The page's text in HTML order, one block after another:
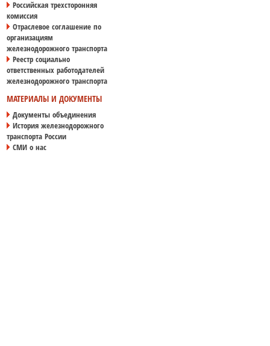
Российская трехсторонняя
комиссия
Отраслевое соглашение по
организациям
железнодорожного транспорта
Реестр социально
ответственных работодателей
железнодорожного транспорта
МАТЕРИАЛЫ И ДОКУМЕНТЫ
Документы объединения
История железнодорожного
транспорта России
СМИ о нас